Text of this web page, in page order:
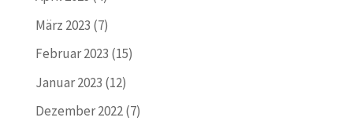
März 2023 (7)
Februar 2023 (15)
Januar 2023 (12)
Dezember 2022(7)